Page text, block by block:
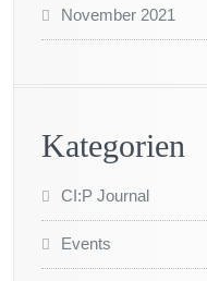
November 2021
Kategorien
CI:P Journal
Events